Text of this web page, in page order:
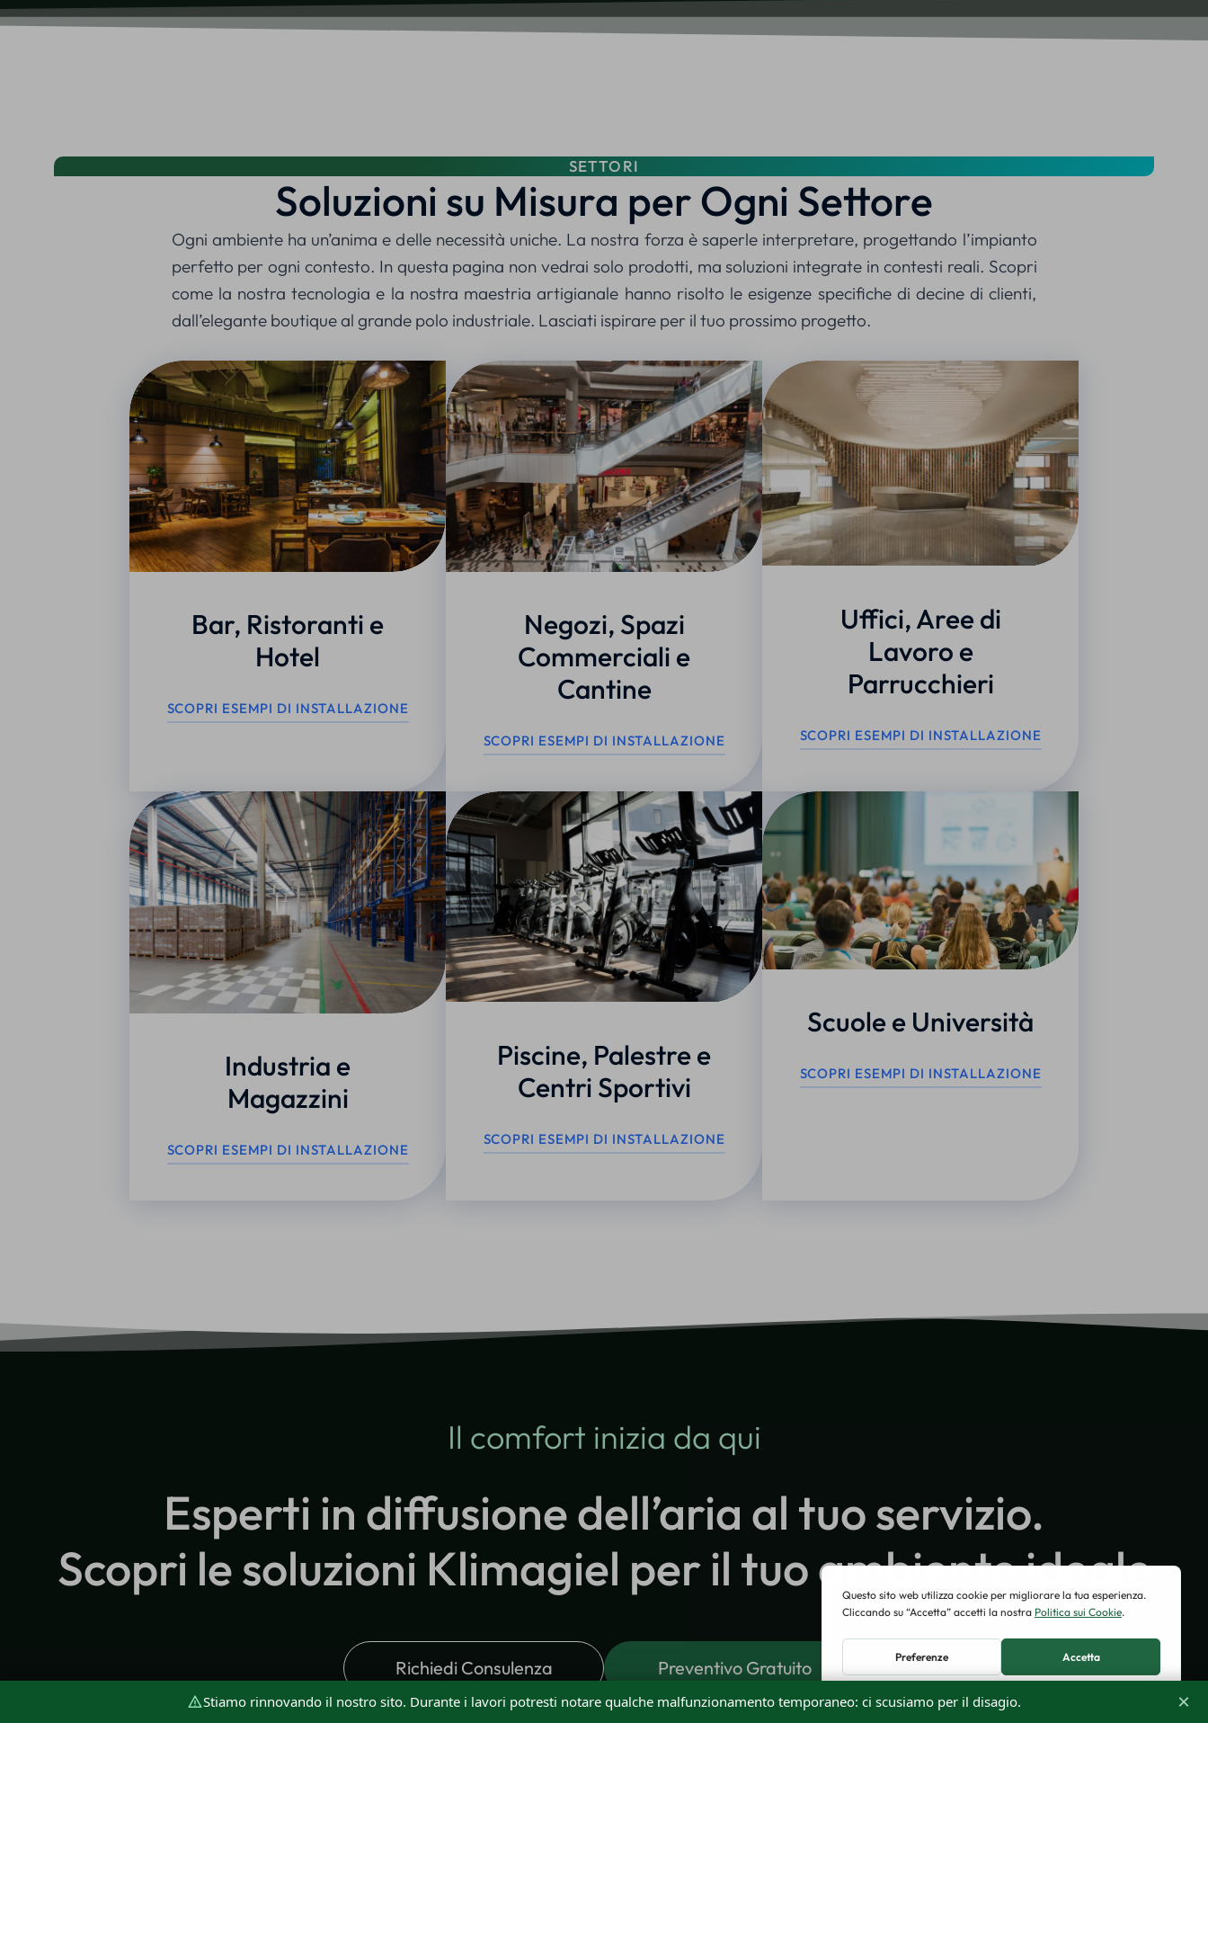
Stiamo rinnovando il nostro sito. Durante i lavori potresti notare qualche malfunzionamento temporaneo: ci scusiamo per il disagio. ×
SETTORI
Soluzioni su Misura per Ogni Settore
Ogni ambiente ha un’anima e delle necessità uniche. La nostra forza è saperle interpretare, progettando l’impianto
perfetto per ogni contesto. In questa pagina non vedrai solo prodotti, ma soluzioni integrate in contesti reali. Scopri
come la nostra tecnologia e la nostra maestria artigianale hanno risolto le esigenze specifiche di decine di clienti,
dall’elegante boutique al grande polo industriale. Lasciati ispirare per il tuo prossimo progetto.
Bar, Ristoranti e
Hotel
SCOPRI ESEMPI DI INSTALLAZIONE
Negozi, Spazi
Commerciali e
Cantine
SCOPRI ESEMPI DI INSTALLAZIONE
Uffici, Aree di
Lavoro e
Parrucchieri
SCOPRI ESEMPI DI INSTALLAZIONE
Industria e
Magazzini
SCOPRI ESEMPI DI INSTALLAZIONE
Piscine, Palestre e
Centri Sportivi
SCOPRI ESEMPI DI INSTALLAZIONE
Scuole e Università
SCOPRI ESEMPI DI INSTALLAZIONE
Il comfort inizia da qui
Esperti in diffusione dell’aria al tuo servizio.
Scopri le soluzioni Klimagiel per il tuo ambiente ideale
Richiedi Consulenza Preventivo Gratuito